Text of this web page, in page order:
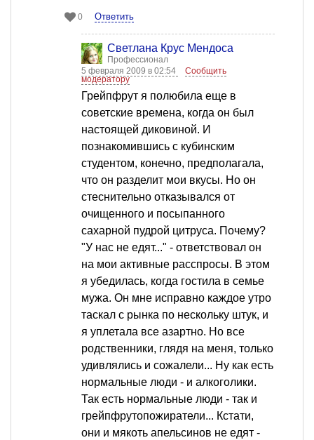
0 Ответить
Светлана Крус Мендоса
Профессионал
5 февраля 2009 в 02:54
Сообщить
модератору
Грейпфрут я полюбила еще в
советские времена, когда он был
настоящей диковиной. И
познакомившись с кубинским
студентом, конечно, предполагала,
что он разделит мои вкусы. Но он
стеснительно отказывался от
очищенного и посыпанного
сахарной пудрой цитруса. Почему?
"У нас не едят..." - ответствовал он
на мои активные расспросы. В этом
я убедилась, когда гостила в семье
мужа. Он мне исправно каждое утро
таскал с рынка по нескольку штук, и
я уплетала все азартно. Но все
родственники, глядя на меня, только
удивлялись и сожалели... Ну как есть
нормальные люди - и алкоголики.
Так есть нормальные люди - так и
грейпфрутопожиратели... Кстати,
они и мякоть апельсинов не едят -